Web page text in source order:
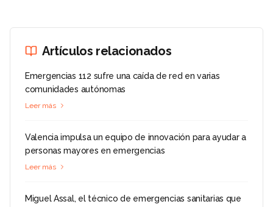
Artículos relacionados
Emergencias 112 sufre una caída de red en varias
comunidades autónomas
Leer más
Valencia impulsa un equipo de innovación para ayudar a
personas mayores en emergencias
Leer más
Miguel Assal, el técnico de emergencias sanitarias que